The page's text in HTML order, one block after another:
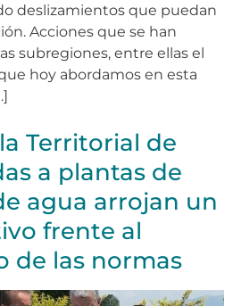
deslizamientos que puedan
Acciones que se han
subregiones, entre ellas el
hoy abordamos en esta
Territorial de
a plantas de
agua arrojan un
frente al
de las normas